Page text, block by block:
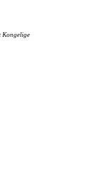
Kongelige